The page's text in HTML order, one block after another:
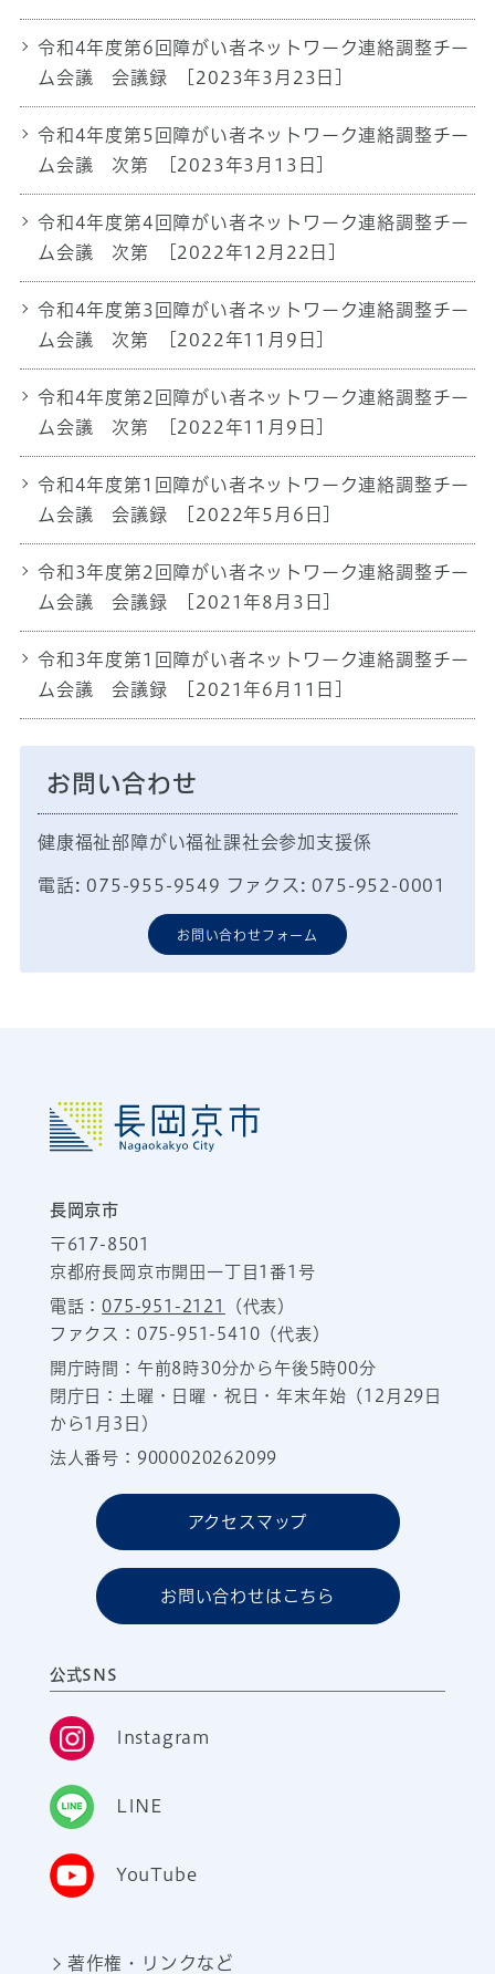
令和4年度第6回障がい者ネットワーク連絡調整チー
ム会議 会議録
[2023年3月23日]
令和4年度第5回障がい者ネットワーク連絡調整チー
ム会議 次第
[2023年3月13日]
令和4年度第4回障がい者ネットワーク連絡調整チー
ム会議 次第
[2022年12月22日]
令和4年度第3回障がい者ネットワーク連絡調整チー
ム会議 次第
[2022年11月9日]
令和4年度第2回障がい者ネットワーク連絡調整チー
ム会議 次第
[2022年11月9日]
令和4年度第1回障がい者ネットワーク連絡調整チー
ム会議 会議録
[2022年5月6日]
令和3年度第2回障がい者ネットワーク連絡調整チー
ム会議 会議録
[2021年8月3日]
令和3年度第1回障がい者ネットワーク連絡調整チー
ム会議 会議録
[2021年6月11日]
お問い合わせ
健康福祉部障がい福祉課社会参加支援係
電話: 075-955-9549 ファクス: 075-952-0001
お問い合わせフォーム
長岡京市
〒617-8501
京都府長岡京市開田一丁目1番1号
電話：075-951-2121
（代表）
ファクス：075-951-5410（代表）
開庁時間：午前8時30分から午後5時00分
閉庁日：土曜・日曜・祝日・年末年始（12月29日
から1月3日）
法人番号：9000020262099
アクセスマップ
お問い合わせはこちら
公式SNS
Instagram
LINE
YouTube
著作権・リンクなど